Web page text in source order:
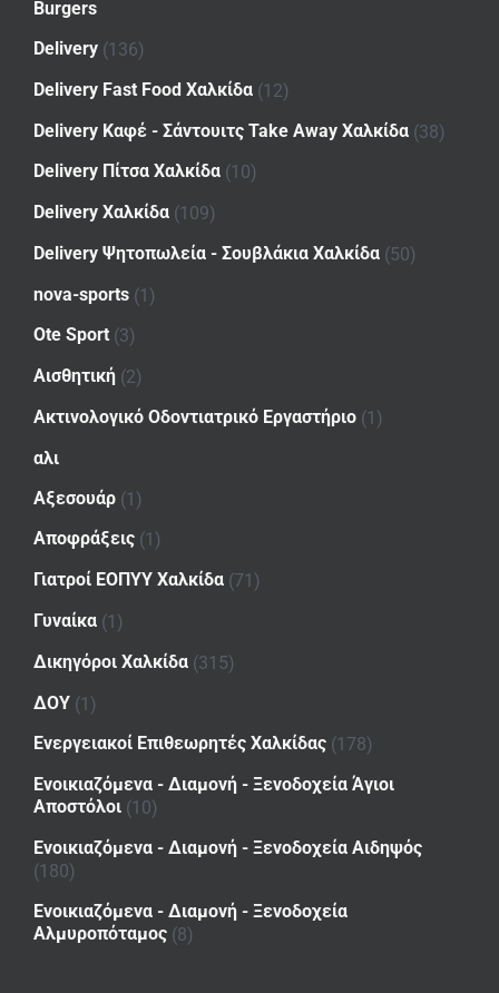
Burgers
Delivery (136)
Delivery Fast Food Χαλκίδα (12)
Delivery Καφέ - Σάντουιτς Take Away Χαλκίδα (38)
Delivery Πίτσα Χαλκίδα (10)
Delivery Χαλκίδα (109)
Delivery Ψητοπωλεία - Σουβλάκια Χαλκίδα (50)
nova-sports (1)
Ote Sport (3)
Αισθητική (2)
Ακτινολογικό Οδοντιατρικό Εργαστήριο (1)
αλι
Αξεσουάρ (1)
Αποφράξεις (1)
Γιατροί ΕΟΠΥΥ Χαλκίδα (71)
Γυναίκα (1)
Δικηγόροι Χαλκίδα (315)
ΔΟΥ (1)
Ενεργειακοί Επιθεωρητές Χαλκίδας (178)
Ενοικιαζόμενα - Διαμονή - Ξενοδοχεία Άγιοι
Αποστόλοι (10)
Ενοικιαζόμενα - Διαμονή - Ξενοδοχεία Αιδηψός
(180)
Ενοικιαζόμενα - Διαμονή - Ξενοδοχεία
Αλμυροπόταμος (8)